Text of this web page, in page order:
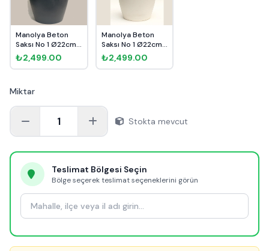
Manolya Beton
Saksı No 1 Ø22cm
Antrasit
₺2,499.00
Manolya Beton
Saksı No 1 Ø22cm
Beyaz
₺2,499.00
Miktar
1 Stokta mevcut
Teslimat Bölgesi Seçin
Bölge seçerek teslimat seçeneklerini görün